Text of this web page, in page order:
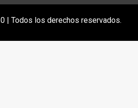
| Todos los derechos reservados.